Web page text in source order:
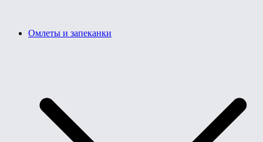
Омлеты и запеканки